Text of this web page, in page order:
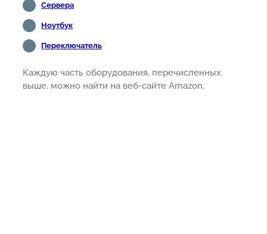
Сервера
Ноутбук
Переключатель
Каждую часть оборудования, перечисленных
выше, можно найти на веб-сайте Amazon.